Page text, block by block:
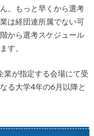
。もっと早くから選考
は経団連所属でない可
から選考スケジュール
す。
業が指定する会場にて受
る大学4年の6月以降と